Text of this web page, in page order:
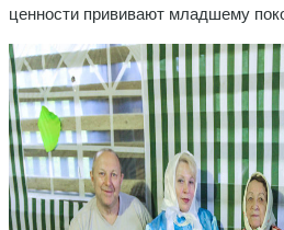
ценности прививают младшему